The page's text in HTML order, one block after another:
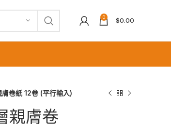
0 $0.00
卷紙 12卷 (平行輸入)
親膚卷